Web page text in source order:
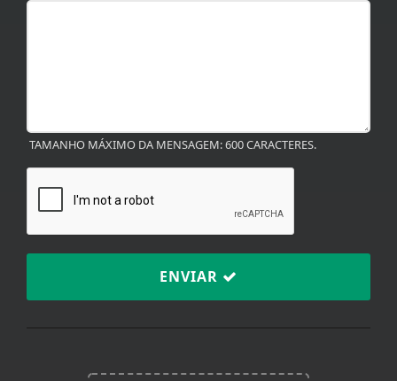
TAMANHO MÁXIMO DA MENSAGEM: 600 CARACTERES.
ENVIAR